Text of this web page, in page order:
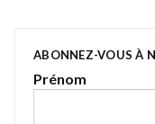
ABONNEZ-VOUS À
Prénom